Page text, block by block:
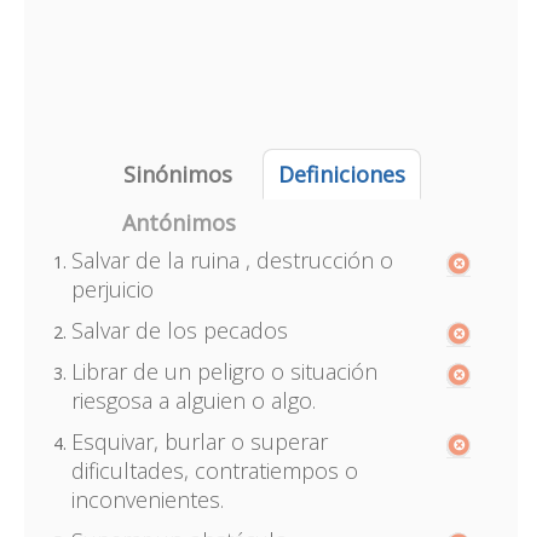
Sinónimos
Definiciones
Antónimos
Salvar de la ruina , destrucción o
perjuicio
Salvar de los pecados
Librar de un peligro o situación
riesgosa a alguien o algo.
Esquivar, burlar o superar
dificultades, contratiempos o
inconvenientes.